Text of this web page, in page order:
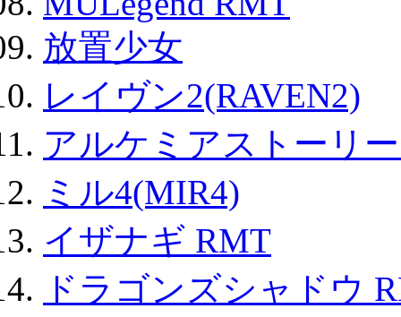
放置少女
レイヴン2(RAVEN2)
アルケミアストーリ
ミル4(MIR4)
イザナギ RMT
ドラゴンズシャドウ